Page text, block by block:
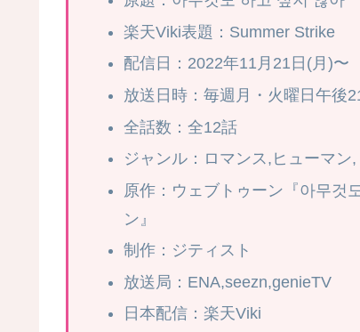
楽天Viki表題：Summer Strike
配信日：2022年11月21日(月)〜
放送日時：毎週月・火曜日午後
全話数：全12話
ジャンル：ロマンス,ヒューマン,
原作：ウェブトゥーン『아무것
ン』
制作：ジティスト
放送局：ENA,seezn,genieTV
日本配信：楽天Viki